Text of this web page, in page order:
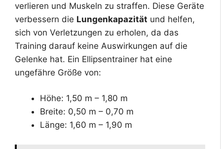
verlieren und Muskeln zu straffen. Diese Geräte
verbessern die Lungenkapazität und helfen,
sich von Verletzungen zu erholen, da das
Training darauf keine Auswirkungen auf die
Gelenke hat. Ein Ellipsentrainer hat eine
ungefähre Größe von:
Höhe: 1,50 m – 1,80 m
Breite: 0,50 m – 0,70 m
Länge: 1,60 m – 1,90 m